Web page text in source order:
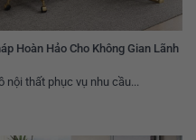
Hoàn Hảo Cho Không Gian Lãnh
nội thất phục vụ nhu cầu...